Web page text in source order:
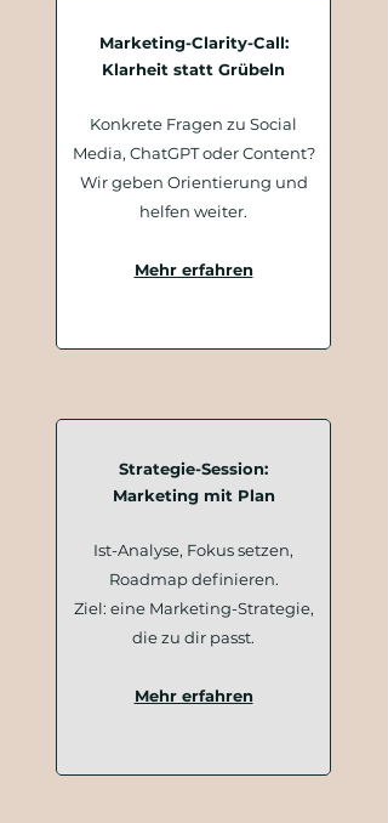
Marketing-Clarity-Call:
Klarheit statt Grübeln
Konkrete Fragen zu Social
Media, ChatGPT oder Content?
Wir geben Orientierung und
helfen weiter.
Mehr erfahren
Strategie-Session:
Marketing mit Plan
Ist-Analyse, Fokus setzen,
Roadmap definieren.
Ziel: eine Marketing-Strategie,
die zu dir passt.
Mehr erfahren